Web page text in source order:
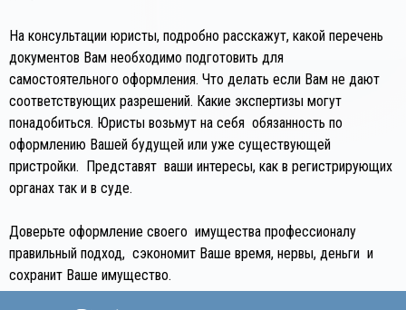
На консультации юристы, подробно расскажут, какой перечень
документов Вам необходимо подготовить для
самостоятельного оформления. Что делать если Вам не дают
соответствующих разрешений. Какие экспертизы могут
понадобиться. Юристы возьмут на себя обязанность по
оформлению Вашей будущей или уже существующей
пристройки. Представят ваши интересы, как в регистрирующих
органах так и в суде.
Доверьте оформление своего имущества профессионалу
правильный подход, сэкономит Ваше время, нервы, деньги и
сохранит Ваше имущество.